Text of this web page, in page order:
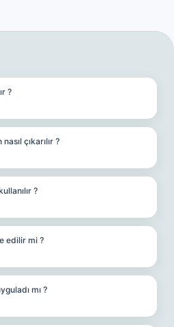
?
çıkarılır ?
?
edilir mi ?
mı ?